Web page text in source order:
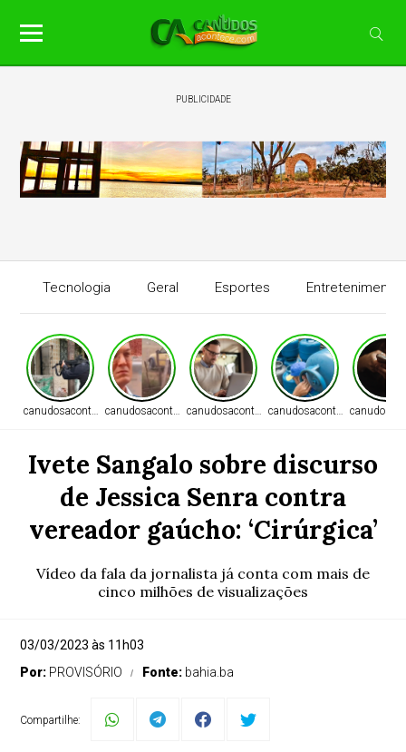
PUBLICIDADE
Tecnologia Geral Esportes Entretenimento
canudosacontece.comcanudosacontece.comcanudosacontece.comcanudosacontece.com
Ivete Sangalo sobre discurso
de Jessica Senra contra
vereador gaúcho: ‘Cirúrgica’
Vídeo da fala da jornalista já conta com mais de
cinco milhões de visualizações
03/03/2023 às 11h03
Por: PROVISÓRIO Fonte: bahia.ba
Compartilhe: